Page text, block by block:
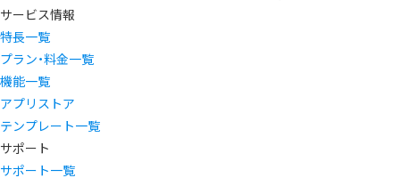
サービス情報
特長一覧
プラン・料金一覧
機能一覧
アプリストア
テンプレート一覧
サポート
サポート一覧